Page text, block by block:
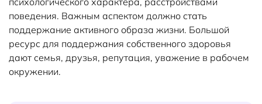
поведения. Важным аспектом должно стать
поддержание активного образа жизни. Большой
ресурс для поддержания собственного здоровья
дают семья, друзья, репутация, уважение в рабочем
окружении.